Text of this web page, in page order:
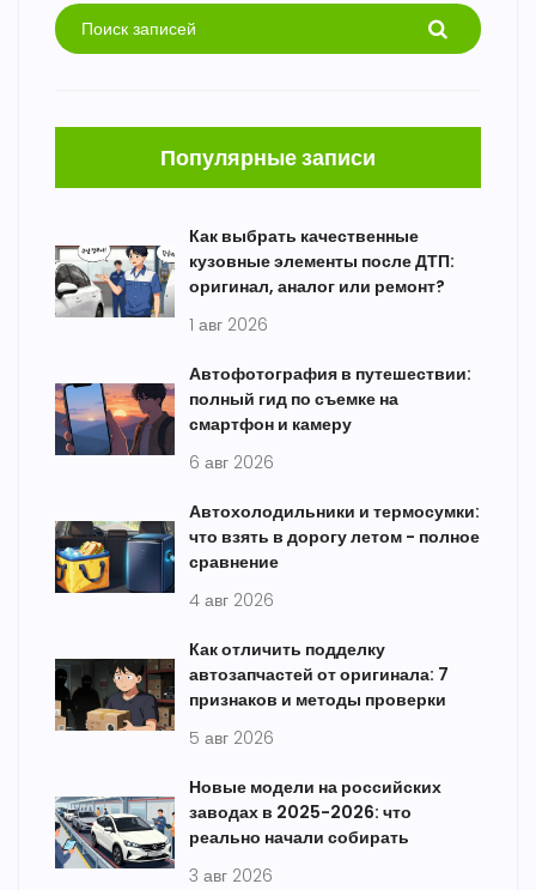
Популярные записи
Как выбрать качественные
кузовные элементы после ДТП:
оригинал, аналог или ремонт?
1 авг 2026
Автофотография в путешествии:
полный гид по съемке на
смартфон и камеру
6 авг 2026
Автохолодильники и термосумки:
что взять в дорогу летом - полное
сравнение
4 авг 2026
Как отличить подделку
автозапчастей от оригинала: 7
признаков и методы проверки
5 авг 2026
Новые модели на российских
заводах в 2025-2026: что
реально начали собирать
3 авг 2026